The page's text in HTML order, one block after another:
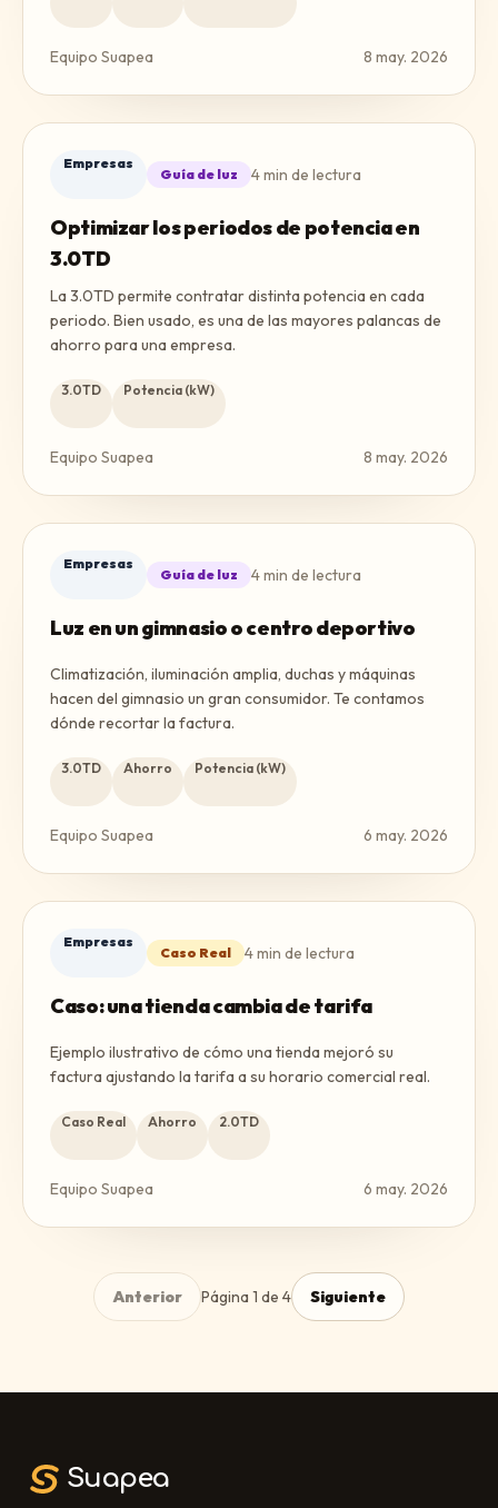
Equipo Suapea 8 may. 2026
Empresas
Guía de luz 4min de lectura
Optimizar los periodos de potencia en
3.0TD
La 3.0TD permite contratar distinta potencia en cada
periodo. Bien usado, es una de las mayores palancas de
ahorro para una empresa.
3.0TD Potencia (kW)
Equipo Suapea 8 may. 2026
Empresas
Guía de luz 4min de lectura
Luz en un gimnasio o centro deportivo
Climatización, iluminación amplia, duchas y máquinas
hacen del gimnasio un gran consumidor. Te contamos
dónde recortar la factura.
3.0TD Ahorro Potencia (kW)
Equipo Suapea 6 may. 2026
Empresas
Caso Real 4min de lectura
Caso: una tienda cambia de tarifa
Ejemplo ilustrativo de cómo una tienda mejoró su
factura ajustando la tarifa a su horario comercial real.
Caso Real Ahorro 2.0TD
Equipo Suapea 6 may. 2026
Anterior Página 1 de 4 Siguiente
Suapea